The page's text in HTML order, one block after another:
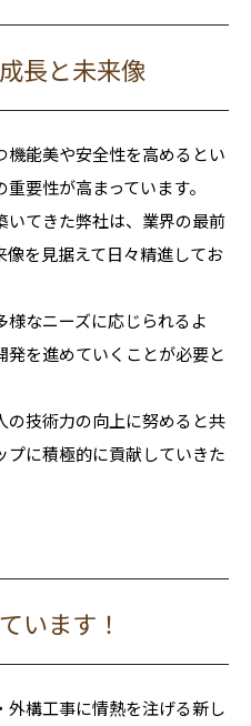
長と未来像
能美や安全性を高めるとい
要性が高まっています。
てきた弊社は、業界の最前
を見据えて日々精進してお
なニーズに応じられるよ
を進めていくことが必要と
の技術力の向上に努めると共
プに積極的に貢献していきた
います！
構工事に情熱を注げる新し